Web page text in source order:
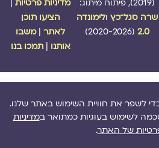
שרה סגל־כץולימונדה
2.0
(2020-2026)
מדיניות פרטיות|
הציעו תוכן
לאתר| משבו
אותנו| תמכו בנו